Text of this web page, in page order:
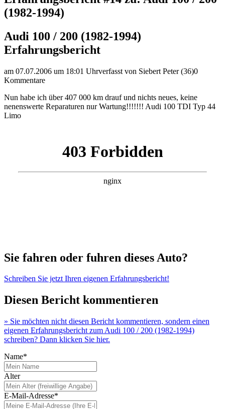
(1982-1994)
Audi 100 / 200 (1982-1994)
Erfahrungsbericht
am 07.07.2006 um 18:01 Uhrverfasst von Siebert Peter (36)0
Kommentare
Nun habe ich über 407 000 km drauf und nichts neues, keine
nenenswerte Reparaturen nur Wartung!!!!!!! Audi 100 TDI Typ 44
Limo
Sie fahren oder fuhren dieses Auto?
Schreiben Sie jetzt Ihren eigenen Erfahrungsbericht!
Diesen Bericht kommentieren
» Sie möchten nicht diesen Bericht kommentieren, sondern einen
eigenen Erfahrungsbericht zum Audi 100 / 200 (1982-1994)
schreiben? Dann klicken Sie hier.
Name*
Alter
E-Mail-Adresse*